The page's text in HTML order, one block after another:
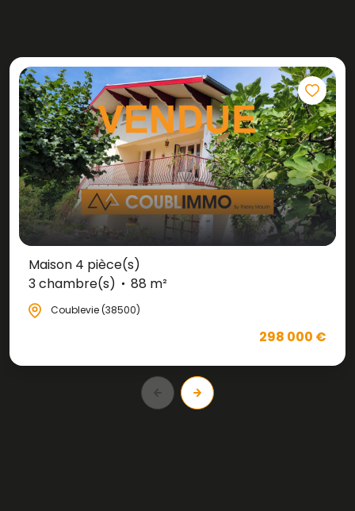
Maison 4 pièce(s)
3 chambre(s)
88 m²
Coublevie (38500)
298 000 €